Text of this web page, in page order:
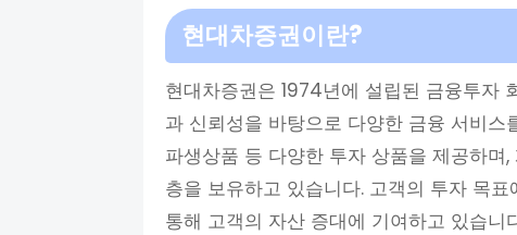
현대차증권이란?
현대차증권은 1974년에 설립된 금융투자
과 신뢰성을 바탕으로 다양한 금융 서비스
파생상품 등 다양한 투자 상품을 제공하
층을 보유하고 있습니다. 고객의 투자 목
통해 고객의 자산 증대에 기여하고 있습니